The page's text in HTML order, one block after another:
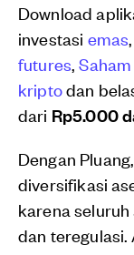
Download
investasi emas
futures,
kriptodan
dari Rp5.000
Dengan
diversifikasi
karena
dan teregulasi.